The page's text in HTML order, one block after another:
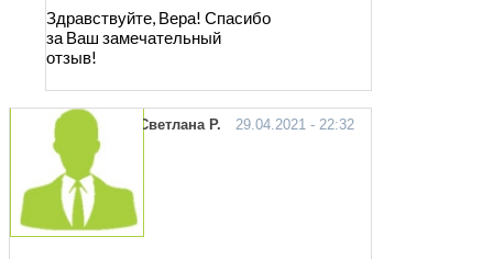
Здравствуйте, Вера! Спасибо
за Ваш замечательный
отзыв!
Светлана Р. 29.04.2021 - 22:32